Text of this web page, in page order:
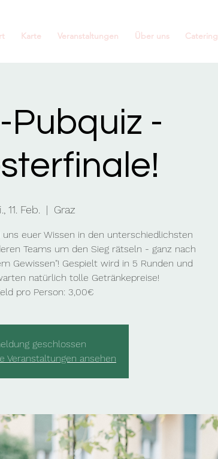
Karte Veranstaltungen Über uns Catering
Pubquiz -
11. Feb.
  |
Graz
euer Wissen in den unterschiedlichsten
Teams um den Sieg rätseln - ganz nach
Gewissen"! Gespielt wird in 5 Runden und
natürlich tolle Getränkepreise!
pro Person: 3,00€
geschlossen
Veranstaltungen ansehen